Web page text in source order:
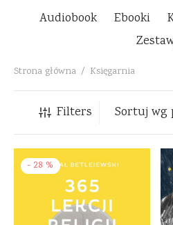
Audiobook Ebooki
Strona główna / Księgarnia
Filters
- 28 %